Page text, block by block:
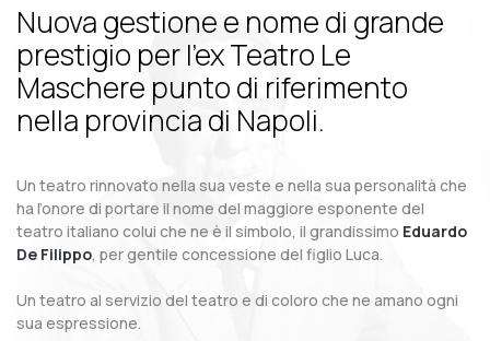
Nuova gestione e nome di grande
prestigio per l’ex Teatro Le
Maschere punto di riferimento
nella provincia di Napoli.
Un teatro rinnovato nella sua veste e nella sua personalità che
ha l’onore di portare il nome del maggiore esponente del
teatro italiano colui che ne è il simbolo, il grandissimo Eduardo
De Filippo, per gentile concessione del figlio Luca.
Un teatro al servizio del teatro e di coloro che ne amano ogni
sua espressione.